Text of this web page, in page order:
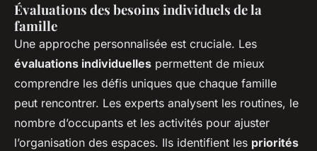
Évaluations des besoins individuels de la
famille
Une approche personnalisée est cruciale. Les
évaluations individuelles permettent de mieux
comprendre les défis uniques que chaque famille
peut rencontrer. Les experts analysent les routines, le
nombre d’occupants et les activités pour ajuster
l’organisation des espaces. Ils identifient les priorités